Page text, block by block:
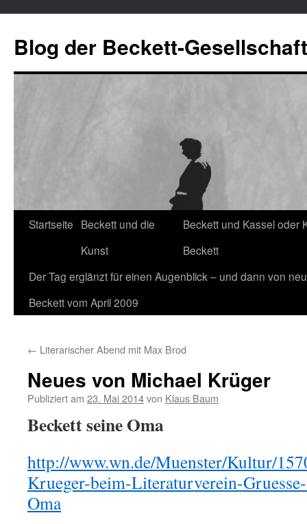
Blog der Beckett-Gesellschaft
Zum
springen
Startseite Beckett und die
Kunst
Beckett und Kassel oder
Beckett
Der Tag erglänzt für einen Augenblick – und dann von
Beckett vom April 2009
← Literarischer Abend mit Max Brod
Neues von Michael Krüger
Publiziert am 23. Mai 2014von Klaus Baum
Beckett seine Oma
http://www.wn.de/Muenster/Kultur/
Krueger-beim-Literaturverein-
Oma